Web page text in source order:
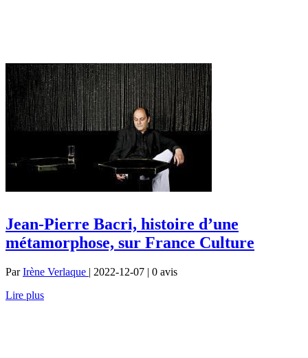
Jean-Pierre Bacri, histoire d’une
métamorphose, sur France Culture
ParIrène Verlaque | 2022-12-07 | 0 avis
Lire plus